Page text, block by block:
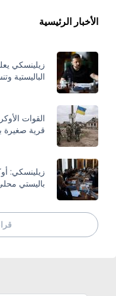
الأخبار الرئيسية
زيلينسكي
القوات
قرية صغيرة
زيلينسكي:
باليستي